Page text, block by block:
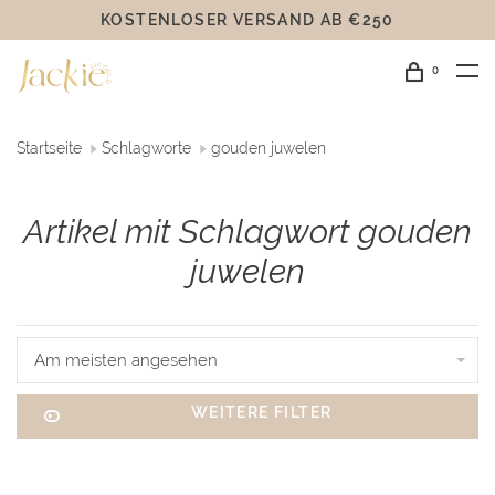
KOSTENLOSER VERSAND AB €250
0
Startseite Schlagworte gouden juwelen
Artikel mit Schlagwort gouden
juwelen
Am meisten angesehen
WEITERE FILTER